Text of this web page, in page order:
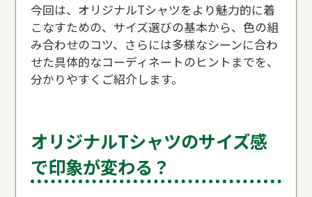
今回は、オリジナルTシャツをより魅力的に着
こなすための、サイズ選びの基本から、色の組
み合わせのコツ、さらには多様なシーンに合わ
せた具体的なコーディネートのヒントまでを、
分かりやすくご紹介します。
オリジナルTシャツのサイズ感
で印象が変わる？